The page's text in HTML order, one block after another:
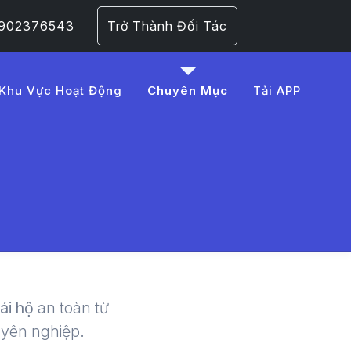
Trở Thành Đối Tác
Khu Vực Hoạt Động Chuyên Mục Tải APP
-
hộ an toàn từ
nghiệp.